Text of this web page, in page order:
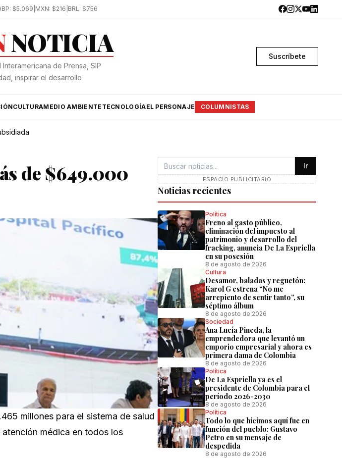
$5.069 MXN: $216 BRL: $756
NOTICIA
de Prensa, SIP
inspirar el desarrollo
Suscríbete
CULTURAMEDIO AMBIENTE TECNOLOGÍAEL PERSONAJE COLUMNISTAS
de $649.000
millones para el sistema de salud
médica en todos los
Ir
ESPACIO PUBLICITARIO
Noticias recientes
Política
Freno al gasto público,
eliminación del impuesto al
patrimonio y desarrollo del
fracking, anuncia De La Espriella
en su posesión
8 de agosto de 2026
Cultura
Desamor, baladas y reguetón:
Karol G estrena “No me
arrepiento de sentir tanto”, su
séptimo álbum
8 de agosto de 2026
Sociedad
Ana Lucía Pineda, la
emprendedora que levantó un
emporio empresarial y ahora es
primera dama de Colombia
8 de agosto de 2026
Política
De La Espriella ya es el
presidente de Colombia para el
período 2026-2030
8 de agosto de 2026
Política
Todo lo que hicimos aquí fue en
función del pueblo: Gustavo
Petro en su mensaje de
despedida
8 de agosto de 2026